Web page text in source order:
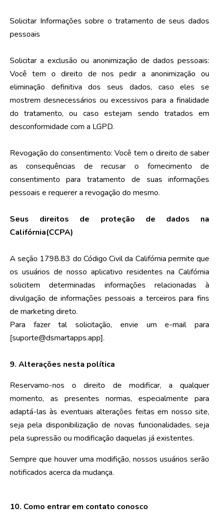
Solicitar Informações sobre o tratamento de seus dados
pessoais
Solicitar a exclusão ou anonimização de dados pessoais:
Você tem o direito de nos pedir a anonimização ou
eliminação definitiva dos seus dados, caso eles se
mostrem desnecessários ou excessivos para a finalidade
do tratamento, ou caso estejam sendo tratados em
desconformidade com a LGPD.
Revogação do consentimento: Você tem o direito de saber
as consequências de recusar o fornecimento de
consentimento para tratamento de suas informações
pessoais e requerer a revogação do mesmo.
Seus direitos de proteção de dados na
Califórnia(CCPA)
A seção 1798.83 do Código Civil da Califórnia permite que
os usuários de nosso aplicativo residentes na Califórnia
solicitem determinadas informações relacionadas à
divulgação de informações pessoais a terceiros para fins
de marketing direto.
Para fazer tal solicitação, envie um e-mail para
[suporte@dsmartapps.app].
9. Alterações nesta política
Reservamo-nos o direito de modificar, a qualquer
momento, as presentes normas, especialmente para
adaptá-las às eventuais alterações feitas em nosso site,
seja pela disponibilização de novas funcionalidades, seja
pela supressão ou modificação daquelas já existentes.
Sempre que houver uma modifição, nossos usuários serão
notificados acerca da mudança.
10. Como entrar em contato conosco